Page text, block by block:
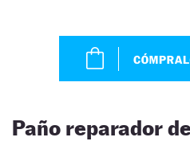
Paño reparador